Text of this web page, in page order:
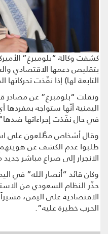
كشفت وكالة “بلومبرغ”
بتقليص دعمها الاقتصادي
التابعة لها) إذا نفّذت
ونقلت “بلومبرغ” عن مصادر
اليمنية أنّها ستواجه
في حال نفّذت إجراءاتها
وقال أشخاص مطَّلعون على
طلبوا عدم الكشف عن
الانجرار إلى صراع مباشر جديد
وكان قائد “أنصار الله” في
حذّر النظام السعودي من
الاقتصادية على اليمن،
الحرب خطيرة عليه”.